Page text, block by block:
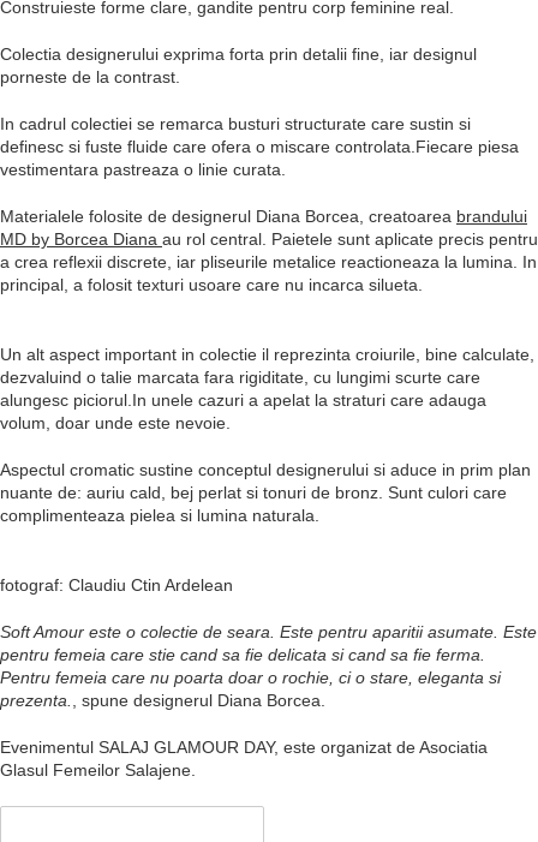
Construieste forme clare, gandite pentru corp feminine real.
Colectia designerului exprima forta prin detalii fine, iar designul
porneste de la contrast.
In cadrul colectiei se remarca busturi structurate care sustin si
definesc si fuste fluide care ofera o miscare controlata.Fiecare piesa
vestimentara pastreaza o linie curata.
Materialele folosite de designerul Diana Borcea, creatoarea brandului
MD by Borcea Diana au rol central. Paietele sunt aplicate precis pentru
a crea reflexii discrete, iar pliseurile metalice reactioneaza la lumina. In
principal, a folosit texturi usoare care nu incarca silueta.
Un alt aspect important in colectie il reprezinta croiurile, bine calculate,
dezvaluind o talie marcata fara rigiditate, cu lungimi scurte care
alungesc piciorul.In unele cazuri a apelat la straturi care adauga
volum, doar unde este nevoie.
Aspectul cromatic sustine conceptul designerului si aduce in prim plan
nuante de: auriu cald, bej perlat si tonuri de bronz. Sunt culori care
complimenteaza pielea si lumina naturala.
fotograf: Claudiu Ctin Ardelean
Soft Amour este o colectie de seara. Este pentru aparitii asumate. Este
pentru femeia care stie cand sa fie delicata si cand sa fie ferma.
Pentru femeia care nu poarta doar o rochie, ci o stare, eleganta si
prezenta.
, spune designerul Diana Borcea.
Evenimentul SALAJ GLAMOUR DAY, este organizat de Asociatia
Glasul Femeilor Salajene.